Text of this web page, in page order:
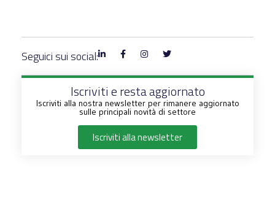
Seguici sui social:
Iscriviti e resta aggiornato
Iscriviti alla nostra newsletter per rimanere aggiornato
sulle principali novità di settore
Iscriviti alla newsletter